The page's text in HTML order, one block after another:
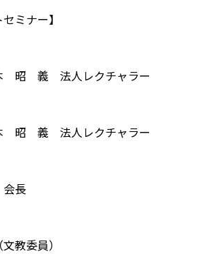
ミナー】
昭 義 法人レクチャラー
昭 義 法人レクチャラー
長
委員）